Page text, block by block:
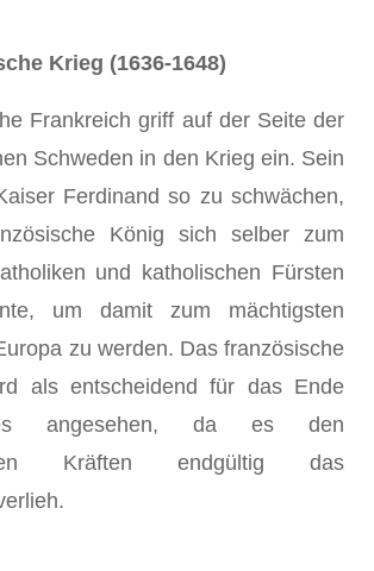
Krieg (1636-1648)
Frankreich griff auf der Seite der
Schweden in den Krieg ein. Sein
Ferdinand so zu schwächen,
König sich selber zum
und katholischen Fürsten
um damit zum mächtigsten
zu werden. Das französische
als entscheidend für das Ende
angesehen, da es den
Kräften endgültig das